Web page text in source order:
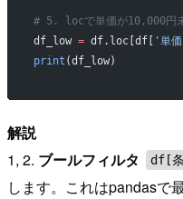
# 5. locで単価が10,000円未
df_low = df.loc[df[ '単
print (df_low)
解説
1, 2. ブールフィルタ df[
します。これはpandasで